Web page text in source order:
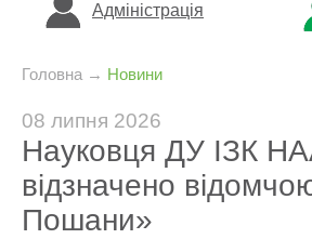
Адміністрація
Головна → Новини
08 липня 2026
Науковця ДУ ІЗК
відзначено
Пошани»